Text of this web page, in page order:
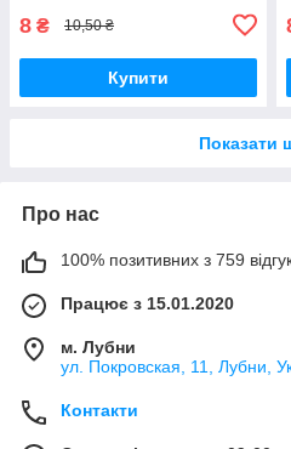
8 ₴ 10,50 ₴
Купити
Показати
Про нас
100% позитивних з 759
Працює з 15.01.2020
м. Лубни
ул. Покровская, 11, Лубни,
Контакти